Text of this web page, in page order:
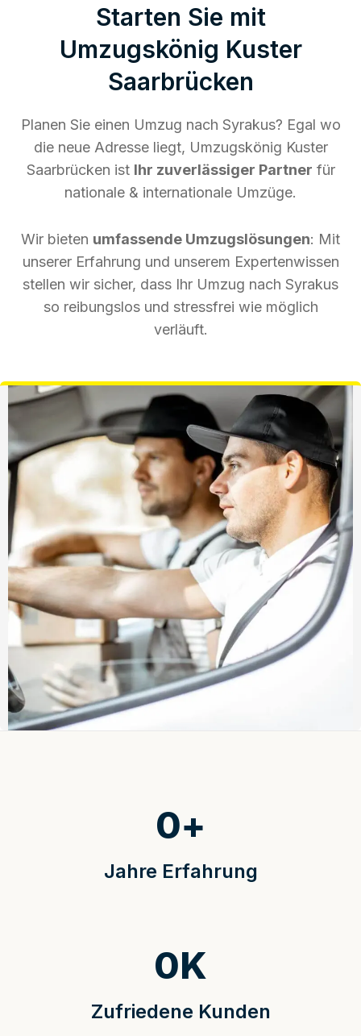
Starten Sie mit
Umzugskönig Kuster
Saarbrücken
Planen Sie einen Umzug nach Syrakus? Egal wo
die neue Adresse liegt, Umzugskönig Kuster
Saarbrücken ist Ihr zuverlässiger Partner für
nationale & internationale Umzüge.
Wir bieten umfassende Umzugslösungen: Mit
unserer Erfahrung und unserem Expertenwissen
stellen wir sicher, dass Ihr Umzug nach Syrakus
so reibungslos und stressfrei wie möglich
verläuft.
Jahre Erfahrung
0+
Zufriedene Kunden
0K